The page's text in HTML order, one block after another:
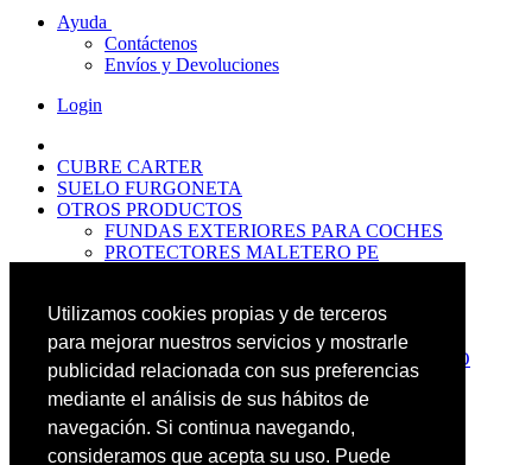
Utilizamos cookies propias y de terceros
para mejorar nuestros servicios y mostrarle
publicidad relacionada con sus preferencias
mediante el análisis de sus hábitos de
navegación. Si continua navegando,
consideramos que acepta su uso. Puede
Ayuda
Contáctenos
Envíos y Devoluciones
Login
CUBRE CARTER
SUELO FURGONETA
OTROS PRODUCTOS
FUNDAS EXTERIORES PARA COCHES
PROTECTORES MALETERO PE
PREMIUM
PROTECTORES MALETERO PE
PROTECTORES DE MALETERO CAUCHO
BASIC
ALFOMBRILLAS GOMA PREMIUM
ALFOMBRILLAS GOMA BASIC